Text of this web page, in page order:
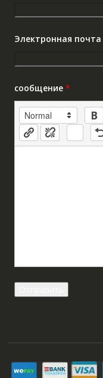
Электронная почта
сообщение *